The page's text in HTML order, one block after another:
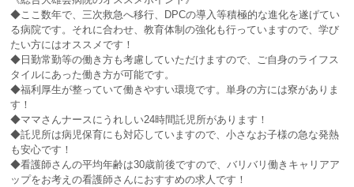
◆ここ数年で、三次救急へ移行、DPCの導入等積極的な進化を遂げてい
る病院です。それに合わせ、教育体制の強化も行っていますので、学び
たい方にはオススメです！
◆日勤常勤等の働き方も考慮していただけますので、ご自身のライフス
タイルにあった働き方が可能です。
◆福利厚生が整っていて働きやすい環境です。単身の方には寮がありま
す！
◆ママさんナースにうれしい24時間託児所があります！
◆託児所は病児保育にも対応していますので、小さなお子様の急な発熱
も安心です！
◆看護師さんの平均年齢は30歳前後ですので、バリバリ働きキャリアア
ップをお考えの看護師さんにおすすめの求人です！